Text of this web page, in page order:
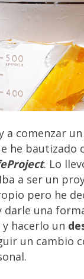
a comenzar
he bautizado
. Lo
a ser un
pero he
darle una
hacerlo un
un cambio